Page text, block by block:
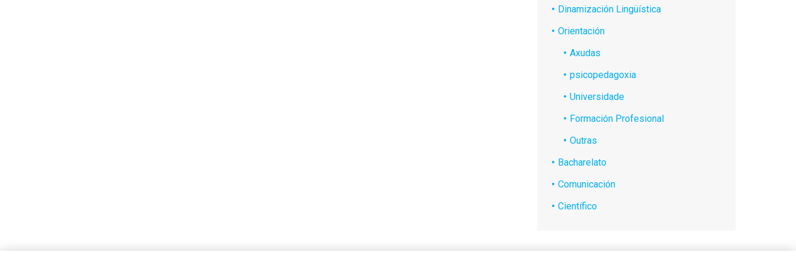
Dinamización Lingüística
Orientación
Axudas
psicopedagoxia
Universidade
Formación Profesional
Outras
Bacharelato
Comunicación
Científico